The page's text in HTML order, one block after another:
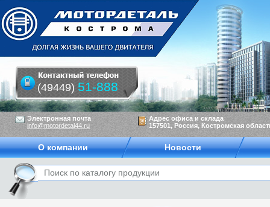
Электронная почта
info@motordetal44.ru
Адрес офиса и склада
157501, Россия, Костромская
(49449) 51-888
О компании Новости